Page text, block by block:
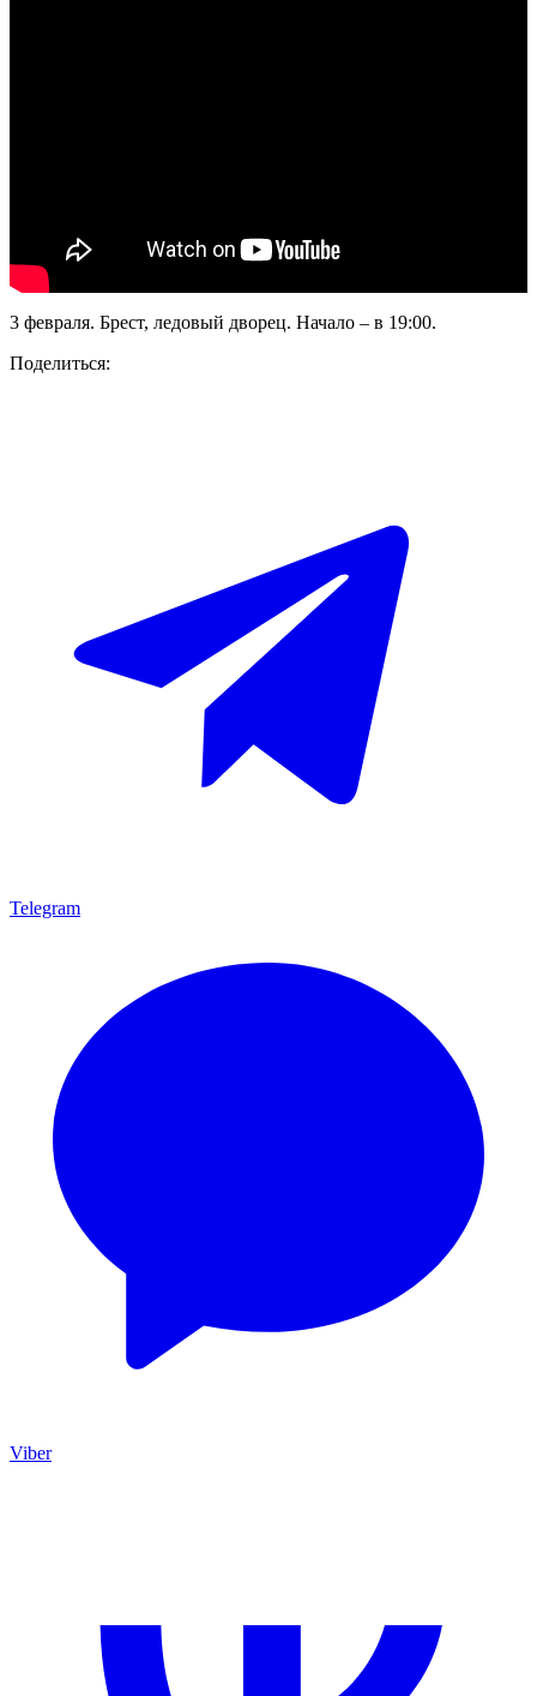
3 февраля. Брест, ледовый дворец. Начало – в 19:00.
Поделиться:
Telegram
Viber